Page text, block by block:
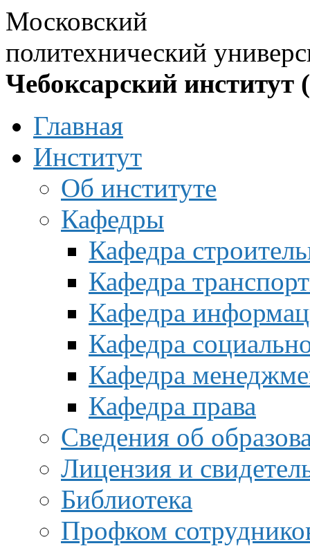
Московский
политехнический
Чебоксарский институт
Главная
Институт
Об институте
Кафедры
Кафедра
Кафедра
Кафедра
Кафедра
Кафедра
Кафедра права
Сведения об
Лицензия и
Библиотека
Профком